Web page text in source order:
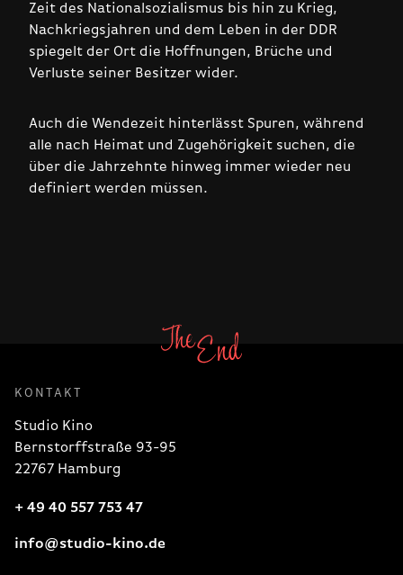
Zeit des Nationalsozialismus bis hin zu Krieg,
Nachkriegsjahren und dem Leben in der DDR
spiegelt der Ort die Hoffnungen, Brüche und
Verluste seiner Besitzer wider.
Auch die Wendezeit hinterlässt Spuren, während
alle nach Heimat und Zugehörigkeit suchen, die
über die Jahrzehnte hinweg immer wieder neu
definiert werden müssen.
KONTAKT
Studio Kino
Bernstorffstraße 93-95
22767 Hamburg
+ 49 40 557 753 47
info@studio-kino.de